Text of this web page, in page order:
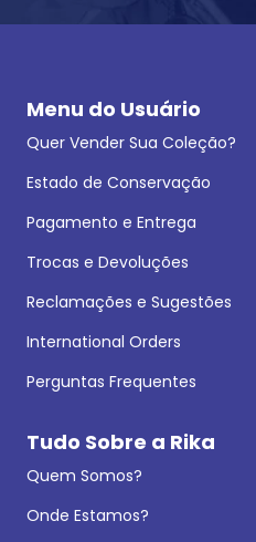
Menu do Usuário
Quer Vender Sua Coleção?
Estado de Conservação
Pagamento e Entrega
Trocas e Devoluções
Reclamações e Sugestões
International Orders
Perguntas Frequentes
Tudo Sobre a Rika
Quem Somos?
Onde Estamos?